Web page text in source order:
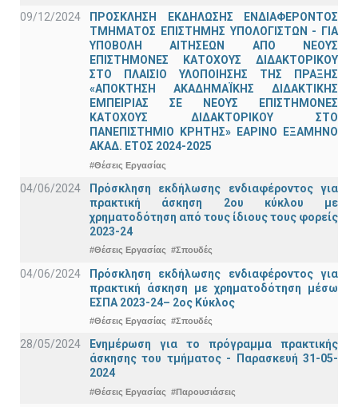
09/12/2024
ΠΡΟΣΚΛΗΣΗ ΕΚΔΗΛΩΣΗΣ ΕΝΔΙΑΦΕΡΟΝΤΟΣ
ΤΜΗΜΑΤΟΣ ΕΠΙΣΤΗΜΗΣ ΥΠΟΛΟΓΙΣΤΩΝ - ΓΙΑ
ΥΠΟΒΟΛΗ ΑΙΤΗΣΕΩΝ ΑΠΟ ΝΕΟΥΣ
ΕΠΙΣΤΗΜΟΝΕΣ ΚΑΤΟΧΟΥΣ ΔΙΔΑΚΤΟΡΙΚΟΥ
ΣΤΟ ΠΛΑΙΣΙΟ ΥΛΟΠΟΙΗΣΗΣ ΤΗΣ ΠΡΑΞΗΣ
«ΑΠΟΚΤΗΣΗ ΑΚΑΔΗΜΑΪΚΗΣ ΔΙΔΑΚΤΙΚΗΣ
ΕΜΠΕΙΡΙΑΣ ΣΕ ΝΕΟΥΣ ΕΠΙΣΤΗΜΟΝΕΣ
ΚΑΤΟΧΟΥΣ ΔΙΔΑΚΤΟΡΙΚΟΥ ΣΤΟ
ΠΑΝΕΠΙΣΤΗΜΙΟ ΚΡΗΤΗΣ» ΕΑΡΙΝΟ ΕΞΑΜΗΝΟ
ΑΚΑΔ. ΕΤΟΣ 2024-2025
#Θέσεις Εργασίας
04/06/2024
Πρόσκληση εκδήλωσης ενδιαφέροντος για
πρακτική άσκηση 2ου κύκλου με
χρηματοδότηση από τους ίδιους τους φορείς
2023-24
#Θέσεις Εργασίας #Σπουδές
04/06/2024
Πρόσκληση εκδήλωσης ενδιαφέροντος για
πρακτική άσκηση με χρηματοδότηση μέσω
ΕΣΠΑ 2023-24– 2ος Κύκλος
#Θέσεις Εργασίας #Σπουδές
28/05/2024
Ενημέρωση για το πρόγραμμα πρακτικής
άσκησης του τμήματος - Παρασκευή 31-05-
2024
#Θέσεις Εργασίας #Παρουσιάσεις